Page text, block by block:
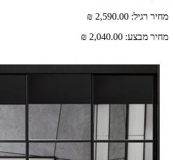
מחיר רגיל: 2,590.00 ₪
מחיר מבצע: 2,040.00 ₪